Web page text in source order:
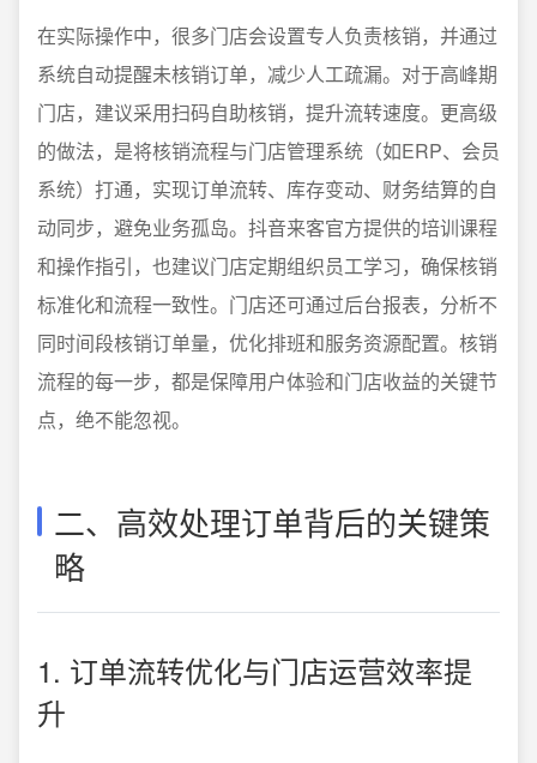
在实际操作中，很多门店会设置专人负责核销，并通过
系统自动提醒未核销订单，减少人工疏漏。对于高峰期
门店，建议采用扫码自助核销，提升流转速度。更高级
的做法，是将核销流程与门店管理系统（如ERP、会员
系统）打通，实现订单流转、库存变动、财务结算的自
动同步，避免业务孤岛。抖音来客官方提供的培训课程
和操作指引，也建议门店定期组织员工学习，确保核销
标准化和流程一致性。门店还可通过后台报表，分析不
同时间段核销订单量，优化排班和服务资源配置。核销
流程的每一步，都是保障用户体验和门店收益的关键节
点，绝不能忽视。
二、高效处理订单背后的关键策
略
1. 订单流转优化与门店运营效率提
升